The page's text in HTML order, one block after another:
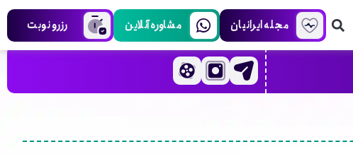
رزرو نوبت مشاوره آنلاین مجله ایرانیان